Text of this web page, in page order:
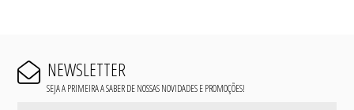
NEWSLETTER
SEJA A PRIMEIRA A SABER DE NOSSAS NOVIDADES E PROMOÇÕES!